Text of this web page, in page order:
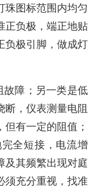
珠图标范围内均匀
正负极，端正地贴
负极引脚，做成灯
障；另一类是低
断，仪表测量电阻
有一定的阻值；
全短接，电流增
及其频繁出现对庭
须充分重视，找准